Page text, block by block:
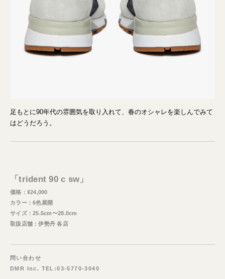
足もとに90年代の雰囲気を取り入れて、春のオシャレを楽しんでみて
はどうだろう。
「trident 90 c sw」
価格：¥24,000
カラー：6色展開
サイズ：25.5cm〜28.0cm
取扱店舗：伊勢丹 各店
問い合わせ
DMR Inc. TEL:03-5770-3040